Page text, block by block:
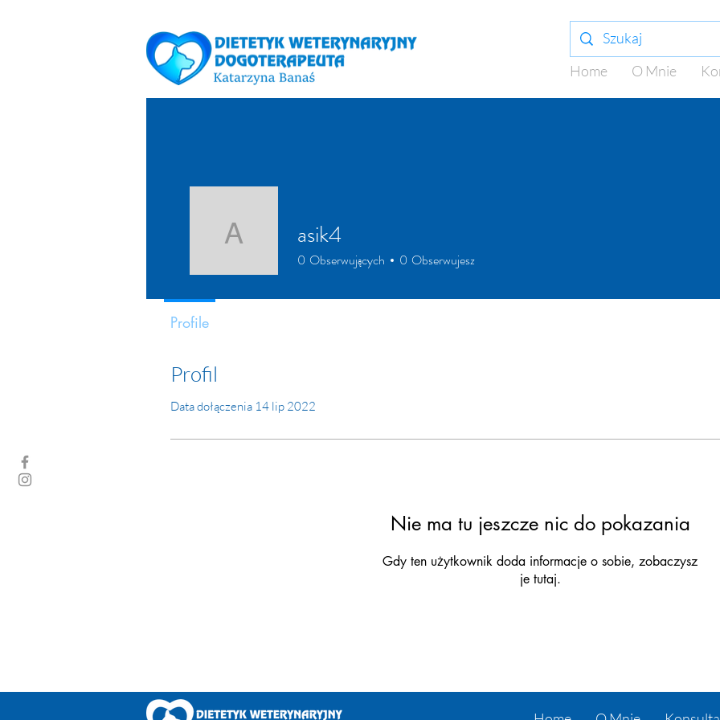
Home O Mnie
Profil
Data dołączenia 14 lip 2022
Nie ma tu jeszcze nic do pokazania
Gdy ten użytkownik doda informacje o sobie, zobaczysz
je tutaj.
asik4asik4
0 Obserwujących 0 Obserwujesz
Profile